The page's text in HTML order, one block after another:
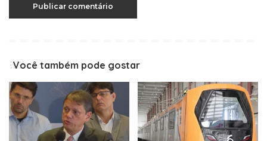
Você também pode gostar